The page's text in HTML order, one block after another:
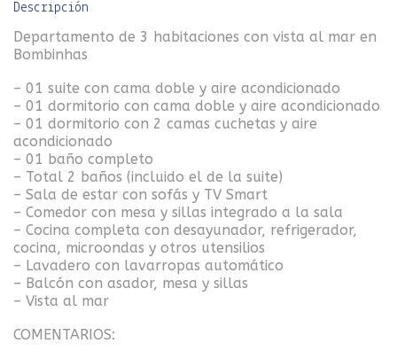
Descripción
Departamento de 3 habitaciones con vista al mar en
Bombinhas
– 01 suite con cama doble y aire acondicionado
– 01 dormitorio con cama doble y aire acondicionado
– 01 dormitorio con 2 camas cuchetas y aire
acondicionado
– 01 baño completo
– Total 2 baños (incluido el de la suite)
– Sala de estar con sofás y TV Smart
– Comedor con mesa y sillas integrado a la sala
– Cocina completa con desayunador, refrigerador,
cocina, microondas y otros utensilios
– Lavadero con lavarropas automático
– Balcón con asador, mesa y sillas
– Vista al mar
COMENTARIOS: